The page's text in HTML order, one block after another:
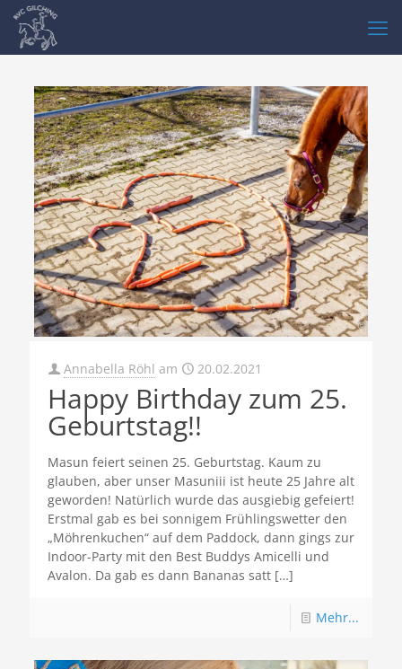
Annabella Röhl am 20.02.2021
Happy Birthday zum 25.
Geburtstag!!
Masun feiert seinen 25. Geburtstag. Kaum zu
glauben, aber unser Masuniii ist heute 25 Jahre alt
geworden! Natürlich wurde das ausgiebig gefeiert!
Erstmal gab es bei sonnigem Frühlingswetter den
„Möhrenkuchen“ auf dem Paddock, dann gings zur
Indoor-Party mit den Best Buddys Amicelli und
Avalon. Da gab es dann Bananas satt […]
Mehr...